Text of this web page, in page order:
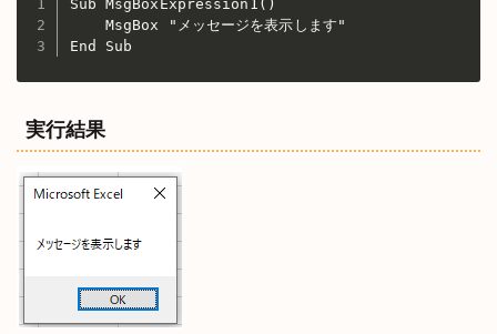
Sub MsgBoxExpression1()
    MsgBox "メッセージを表示します"
End Sub
実行結果